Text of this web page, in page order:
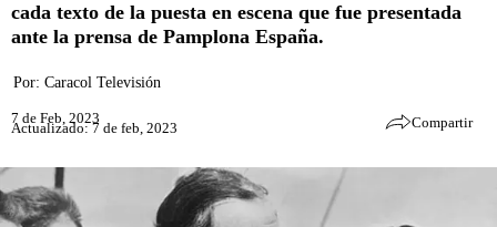
cada texto de la puesta en escena que fue presentada
ante la prensa de Pamplona España.
Por: Caracol Televisión
7 de Feb, 2023
Actualizado: 7 de feb, 2023 Compartir